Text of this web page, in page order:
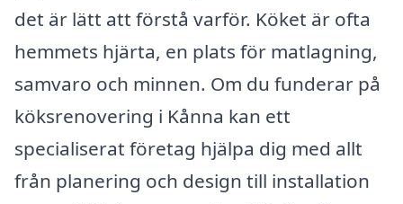
det är lätt att förstå varför. Köket är ofta
hemmets hjärta, en plats för matlagning,
samvaro och minnen. Om du funderar på
köksrenovering i Kånna kan ett
specialiserat företag hjälpa dig med allt
från planering och design till installation